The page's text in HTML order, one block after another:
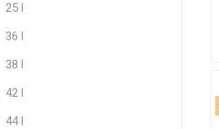
25 l
36 l
38 l
42 l
44 l